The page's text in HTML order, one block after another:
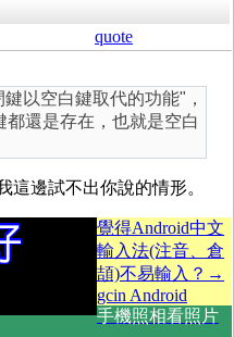
quote
以空白鍵取代的功能"，
還是存在，也就是空白
這邊試不出你說的情形。
覺得Android中文
輸入法(注音、倉
頡)不易輸入？→
gcin Android
手機照相看照片